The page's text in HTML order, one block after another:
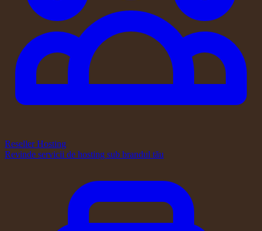
Reseller Hosting
Revinde servicii de hosting sub brandul tău